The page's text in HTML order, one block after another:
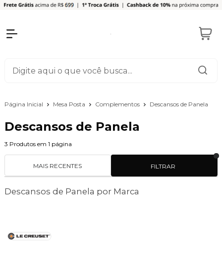
Página Inicial Mesa Posta Complementos Descansos de Panela
Descansos de Panela
3 Produtos em 1 página
FILTRAR
MAIS RECENTES
Descansos de Panela por Marca